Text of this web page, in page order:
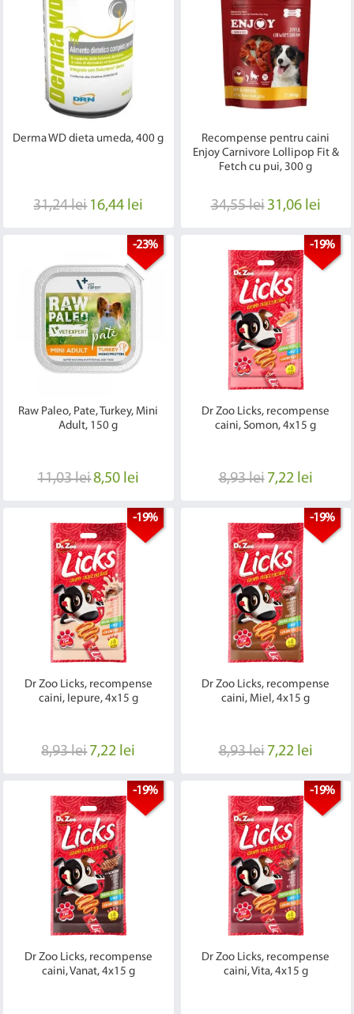
Derma WD dieta umeda, 400 g
31,24 lei 16,44 lei
Recompense pentru caini
Enjoy Carnivore Lollipop Fit &
Fetch cu pui, 300 g
34,55 lei 31,06 lei
-23%
Raw Paleo, Pate, Turkey, Mini
Adult, 150 g
11,03 lei8,50 lei
-19%
Dr Zoo Licks, recompense
caini, Somon, 4x15 g
8,93 lei 7,22 lei
-19%
Dr Zoo Licks, recompense
caini, Iepure, 4x15 g
8,93 lei7,22 lei
-19%
Dr Zoo Licks, recompense
caini, Miel, 4x15 g
8,93 lei 7,22 lei
-19%
Dr Zoo Licks, recompense
caini, Vanat, 4x15 g
-19%
Dr Zoo Licks, recompense
caini, Vita, 4x15 g